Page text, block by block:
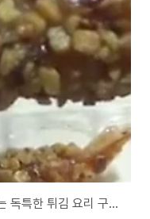
내장의 일본 말이라고 하
어져서 나오고, 파와 김가
나옵니다. 가격은 2만원이
아몬드 새우 튀김, 이마트에서 판매하는 독특한 튀김 요리 구입 시식기